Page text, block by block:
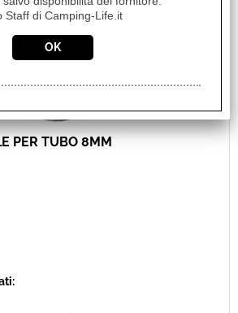
PER TUBO 8MM
Staff di Camping-Life.it